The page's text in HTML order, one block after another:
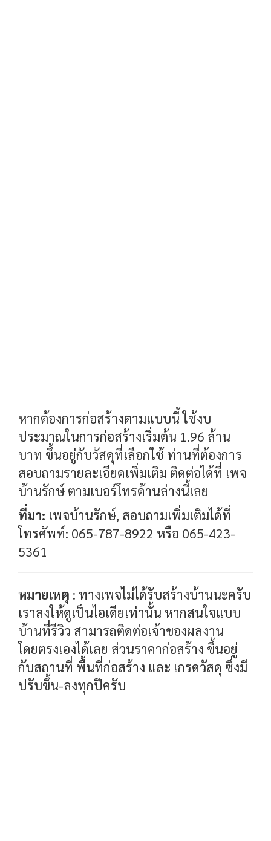
หากต้องการก่อสร้างตามแบบนี้ ใช้งบ
ประมาณในการก่อสร้างเริ่มต้น 1.96 ล้าน
บาท ขึ้นอยู่กับวัสดุที่เลือกใช้ ท่านที่ต้องการ
สอบถามรายละเอียดเพิ่มเติม ติดต่อได้ที่ เพจ
บ้านรักษ์ ตามเบอร์โทรด้านล่างนี้เลย
ที่มา: เพจบ้านรักษ์, สอบถามเพิ่มเติมได้ที่
โทรศัพท์: 065-787-8922 หรือ 065-423-
5361
หมายเหตุ : ทางเพจไม่ได้รับสร้างบ้านนะครับ
เราลงให้ดูเป็นไอเดียเท่านั้น หากสนใจแบบ
บ้านที่รีวิว สามารถติดต่อเจ้าของผลงาน
โดยตรงเองได้เลย ส่วนราคาก่อสร้าง ขึ้นอยู่
กับสถานที่ พื้นที่ก่อสร้าง และ เกรดวัสดุ ซึ่งมี
ปรับขึ้น-ลงทุกปีครับ